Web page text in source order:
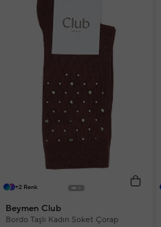
+2 Renk
Beymen Club
Bordo Taşlı Kadın Soket Çorap